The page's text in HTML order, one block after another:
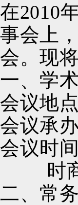
在2010
事会上
会。现
一、学
会议地
会议承
会议时间
时
二、常